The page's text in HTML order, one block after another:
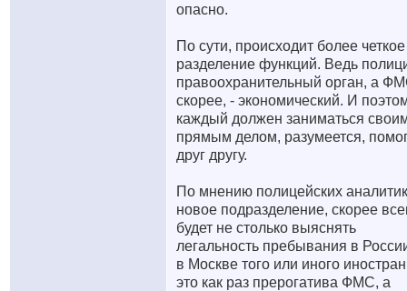
опасно.
По сути, происходит более четкое
разделение функций. Ведь
правоохранительный орган, а
скорее, - экономический. И
каждый должен заниматься
прямым делом, разумеется,
друг другу.
По мнению полицейских
новое подразделение, скорее
будет не столько выяснять
легальность пребывания в
в Москве того или иного
это как раз прерогатива ФМС, а